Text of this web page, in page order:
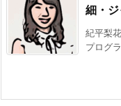
細・
紀平梨
プログ